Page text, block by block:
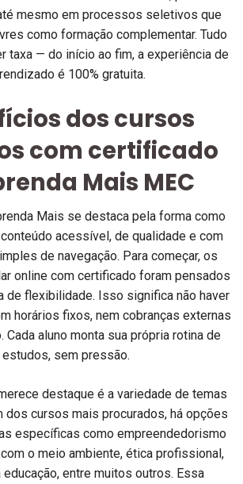
mesmo em processos seletivos que
como formação complementar. Tudo
taxa — do início ao fim, a experiência de
é 100% gratuita.
dos cursos
com certificado
Mais MEC
Mais se destaca pela forma como
acessível, de qualidade e com
de navegação. Para começar, os
online com certificado foram pensados
de flexibilidade. Isso significa não haver
horários fixos, nem cobranças externas
Cada aluno monta sua própria rotina de
estudos, sem pressão.
destaque é a variedade de temas
dos cursos mais procurados, há opções
específicas como empreendedorismo
o meio ambiente, ética profissional,
entre muitos outros. Essa